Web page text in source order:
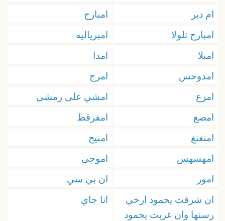
ام دبر
امبارح
امبارح تلولا
امبرياليه
امبلا
امدا
امدوحس
امرج
امزع
امشي على رمشي
امصع
امفرقط
امنغنغ
امنيح
امهسهس
اموجي
امور
ان بي سي
ان شرقت يحمود ارخي
رسنها وان غربت يحمود
انا جاي